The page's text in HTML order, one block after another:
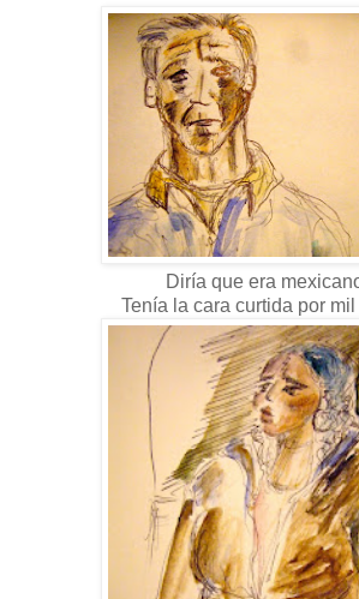
Diría que era
Tenía la cara curtida por